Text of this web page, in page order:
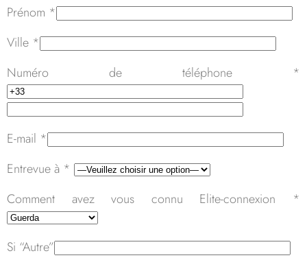
laisser
ce
champ
vide.
Prénom *
Ville *
Numéro de téléphone *
E-mail *
Entrevue à *
Comment avez vous connu Elite-connexion *
Si “Autre”